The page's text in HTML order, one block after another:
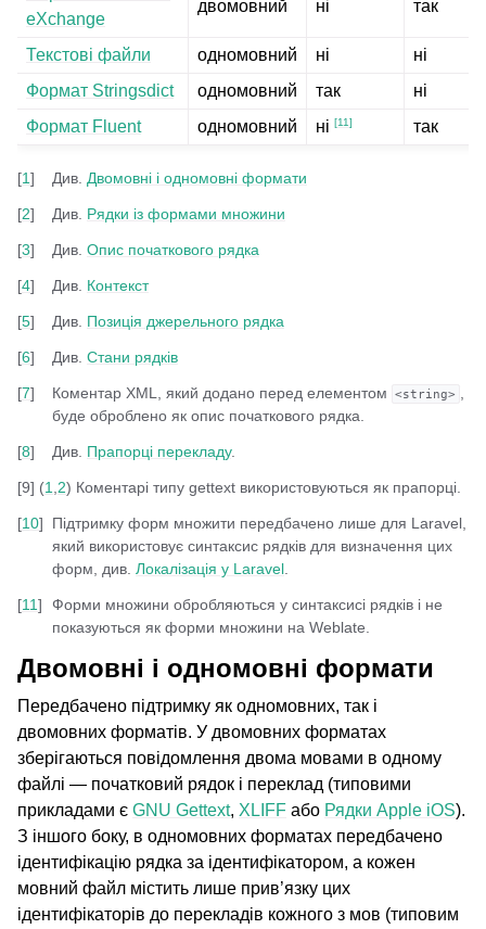
eXchange
двомовний ні так
Текстові файли одномовний ні
ні
Формат Stringsdict
одномовний так
ні
Формат Fluent
одномовний ні [11] так
[1] Див. Двомовні і одномовні формати
[2] Див. Рядки із формами множини
[3] Див. Опис початкового рядка
[4] Див. Контекст
[5] Див. Позиція джерельного рядка
[6] Див. Стани рядків
[7] Коментар XML, який додано перед елементом <string>
буде оброблено як опис початкового рядка.
[8] Див. Прапорці перекладу.
[9] (1 2) Коментарі типу gettext використовуються як прапорці.
[10]
Підтримку форм множити передбачено лише для Laravel,
який використовує синтаксис рядків для визначення цих
форм, див. Локалізація у Laravel
[11]
Форми множини обробляються у синтаксисі рядків і не
показуються як форми множини на Weblate.
Двомовні і одномовні формати
Передбачено підтримку як одномовних, так і
двомовних форматів. У двомовних форматах
зберігаються повідомлення двома мовами в одному
файлі — початковий рядок і переклад (типовими
прикладами є GNU Gettext, XLIFF або Рядки Apple iOS).
З іншого боку, в одномовних форматах передбачено
ідентифікацію рядка за ідентифікатором, а кожен
мовний файл містить лише прив’язку цих
ідентифікаторів до перекладів кожного з мов (типовим